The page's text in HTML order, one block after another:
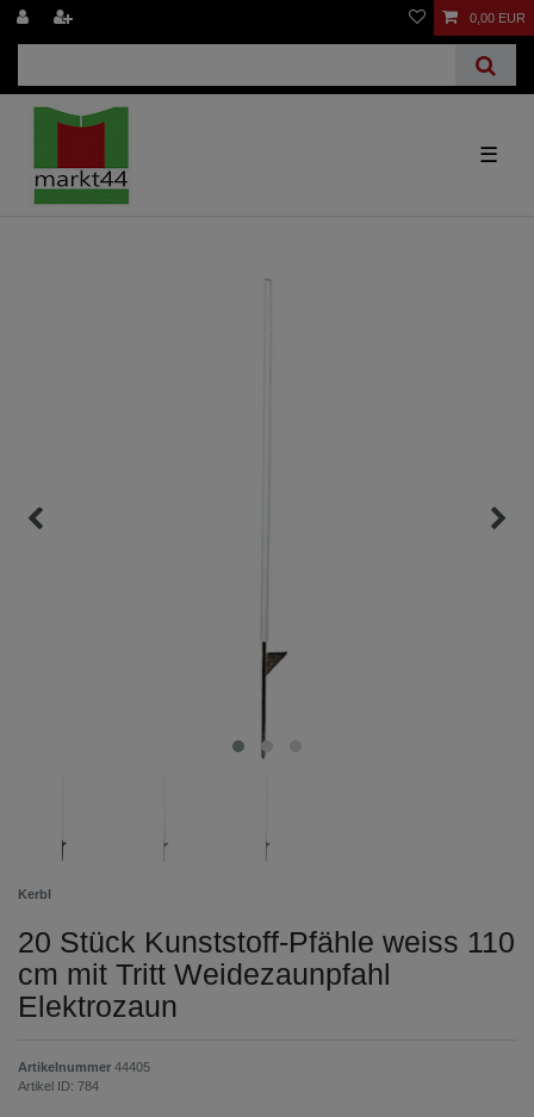
0,00 EUR
☰
Kerbl
20 Stück Kunststoff-Pfähle weiss 110
cm mit Tritt Weidezaunpfahl
Elektrozaun
Artikelnummer 44405
Artikel ID: 784